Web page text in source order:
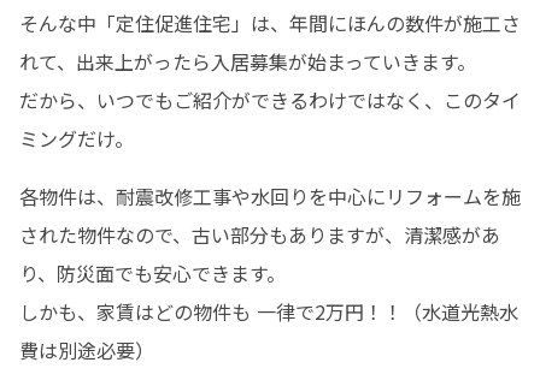
そんな中「定住促進住宅」は、年間にほんの数件が施工さ
れて、出来上がったら入居募集が始まっていきます。
だから、いつでもご紹介ができるわけではなく、このタイ
ミングだけ。
各物件は、耐震改修工事や水回りを中心にリフォームを施
された物件なので、古い部分もありますが、清潔感があ
り、防災面でも安心できます。
しかも、家賃はどの物件も 一律で2万円！！（水道光熱水
費は別途必要）